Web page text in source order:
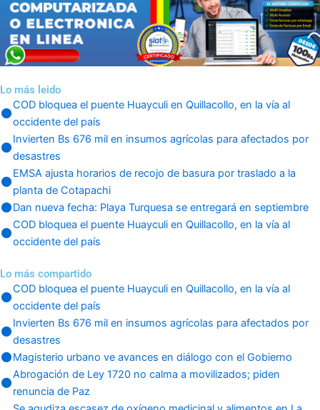
Lo más leido
COD bloquea el puente Huayculi en Quillacollo, en la vía al
occidente del país
Invierten Bs 676 mil en insumos agrícolas para afectados por
desastres
EMSA ajusta horarios de recojo de basura por traslado a la
planta de Cotapachi
Dan nueva fecha: Playa Turquesa se entregará en septiembre
COD bloquea el puente Huayculi en Quillacollo, en la vía al
occidente del país
Lo más compartido
COD bloquea el puente Huayculi en Quillacollo, en la vía al
occidente del país
Invierten Bs 676 mil en insumos agrícolas para afectados por
desastres
Magisterio urbano ve avances en diálogo con el Gobierno
Abrogación de Ley 1720 no calma a movilizados; piden
renuncia de Paz